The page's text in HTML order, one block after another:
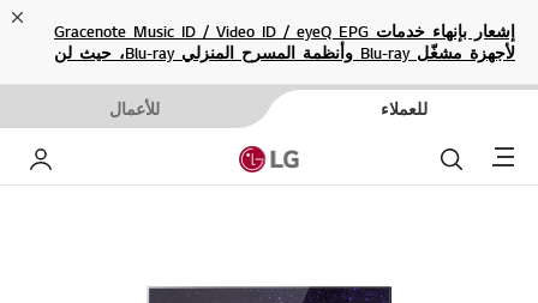
إشعار بإنهاء خدمات Gracenote Music ID / Video ID / eyeQ EPG
لأجهزة مشغّل Blu-ray وأنظمة المسرح المنزلي Blu-ray، حيث لن
للعملاء للأعمال
Menu بحث